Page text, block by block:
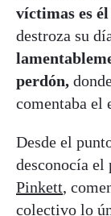
víctimas es
destroza su
perdón,
comentaba el
Desde el
desconocía el
Pinkett,
colectivo lo